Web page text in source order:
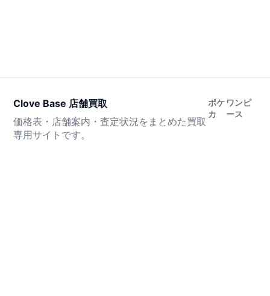
Clove Base 店舗買取
価格表・店舗案内・査定状況をまとめた買取
専用サイトです。
ポケ
カ
ワンピ
ース